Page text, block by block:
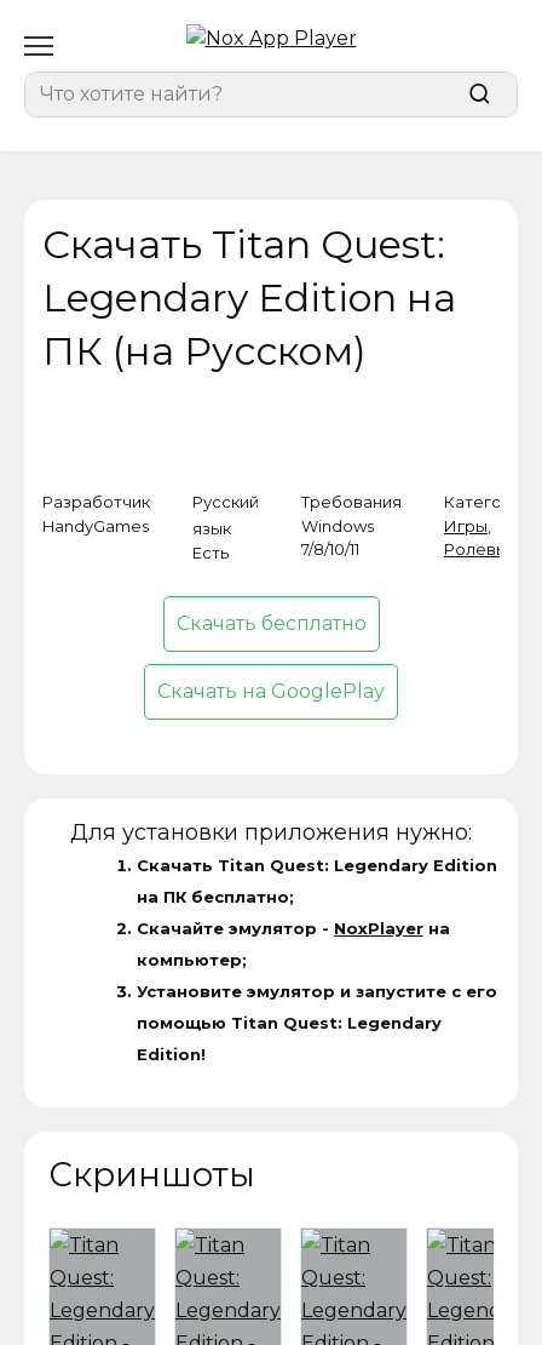
содержанию
for:
Скачать Titan Quest:
Legendary Edition на
ПК (на Русском)
Разработчик
HandyGames
Русский
язык
Есть
Требования
Windows
7/8/10/11
Категория
Игры
Ролевые
Скачать бесплатно
Скачать на GooglePlay
Для установки приложения нужно:
Скачать Titan Quest: Legendary Edition
на ПК бесплатно;
Скачайте эмулятор - NoxPlayerна
компьютер;
Установите эмулятор и запустите с его
помощью Titan Quest: Legendary
Edition!
Скриншоты